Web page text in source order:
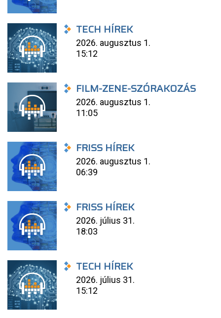
TECH HÍREK
2026. augusztus 1.
15:12
FILM-ZENE-SZÓRAKOZÁS
2026. augusztus 1.
11:05
FRISS HÍREK
2026. augusztus 1.
06:39
FRISS HÍREK
2026. július 31.
18:03
TECH HÍREK
2026. július 31.
15:12